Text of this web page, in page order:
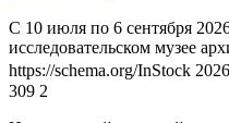
С 10 июля по 6 сентября
исследовательском музее
https://schema.org/InStock
309 2